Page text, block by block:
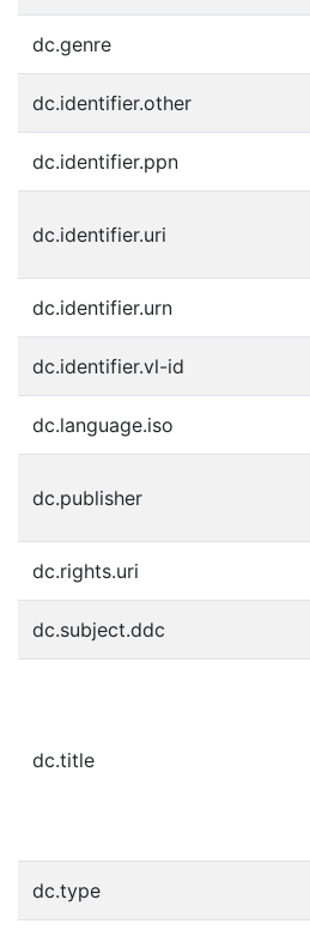
dc.genre
dc.identifier.other
dc.identifier.ppn
dc.identifier.uri
dc.identifier.urn
dc.identifier.vl-id
dc.language.iso
dc.publisher
dc.rights.uri
dc.subject.ddc
dc.title
dc.type